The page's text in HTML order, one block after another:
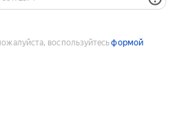
воспользуйтесьформой